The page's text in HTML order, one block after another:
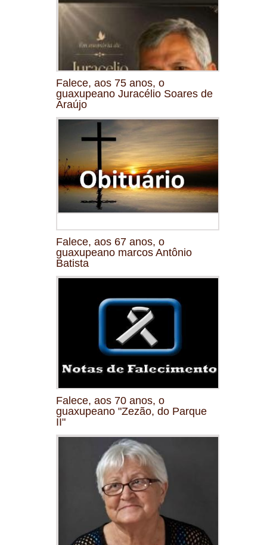
Falece, aos 75 anos, o
guaxupeano Juracélio Soares de
Araújo
Falece, aos 67 anos, o
guaxupeano marcos Antônio
Batista
Falece, aos 70 anos, o
guaxupeano "Zezão, do Parque
II"